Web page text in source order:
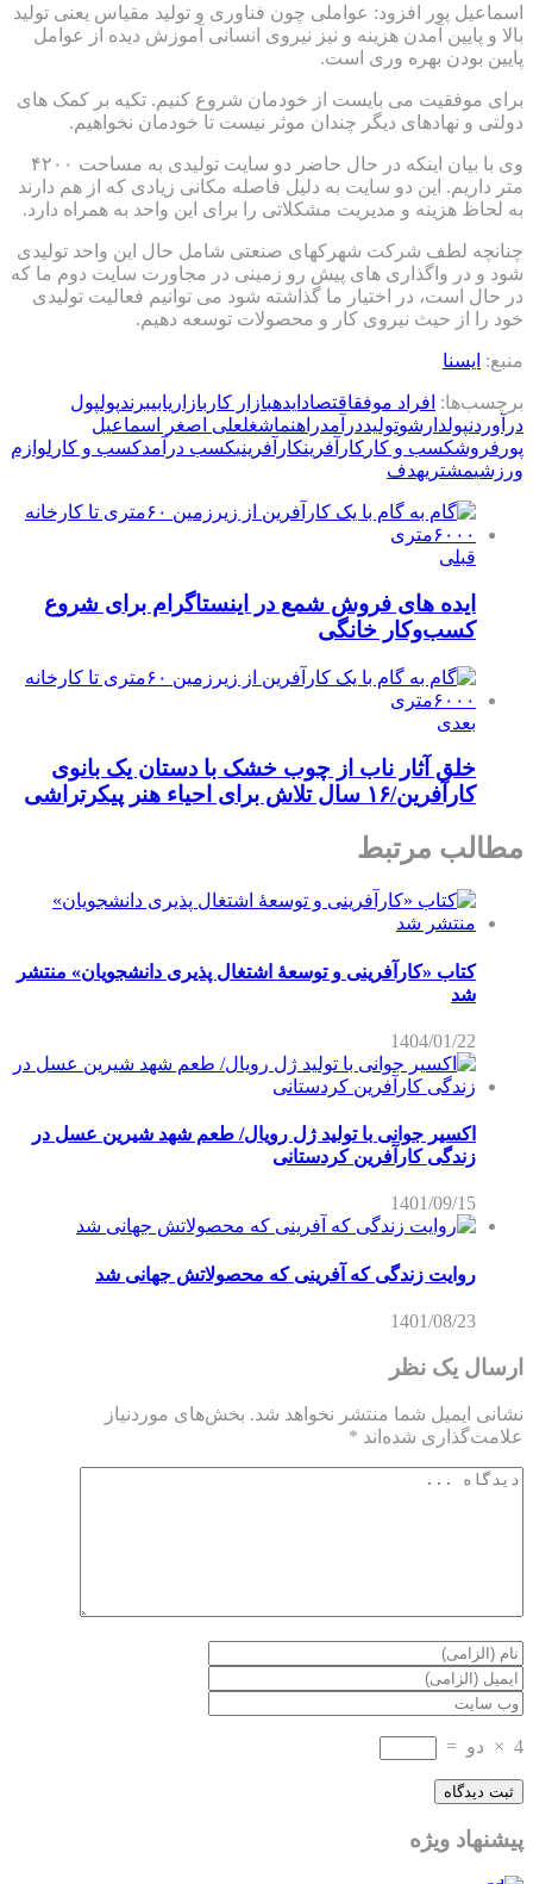
اسماعیل پور افزود: عواملی چون فناوری و تولید مقیاس یعنی تولید
بالا و پایین آمدن هزینه و نیز نیروی انسانی آموزش دیده از عوامل
پایین بودن بهره وری است.
برای موفقیت می بایست از خودمان شروع کنیم. تکیه بر کمک های
دولتی و نهادهای دیگر چندان موثر نیست تا خودمان نخواهیم.
وی با بیان اینکه در حال حاضر دو سایت تولیدی به مساحت ۴۲۰۰
متر داریم. این دو سایت به دلیل فاصله مکانی زیادی که از هم دارند
به لحاظ هزینه و مدیریت مشکلاتی را برای این واحد به همراه دارد.
چنانچه لطف شرکت شهرکهای صنعتی شامل حال این واحد تولیدی
شود و در واگذاری های پیش رو زمینی در مجاورت سایت دوم ما که
در حال است، در اختیار ما گذاشته شود می توانیم فعالیت تولیدی
خود را از حیث نیروی کار و محصولات توسعه دهیم.
منبع: ایسنا
برچسب‌ها: افراد موفقاقتصاد ایدهبازار کار بازاریابیبرندپولپول
درآوردنپولدارشوتولیددرآمدراهنماشغلعلی اصغر اسماعیل
پور فروشكسب و كار کارآفرینکارآفرینیکسب درآمدکسب و کار لوازم
ورزشیمشتریهدف
قبلی
ایده های فروش شمع در اینستاگرام برای شروع
کسب‌وکار خانگی
بعدی
خلق آثار ناب از چوب خشک با دستان یک بانوی
کارآفرین/۱۶ سال تلاش برای احیاء هنر پیکرتراشی
مطالب مرتبط
کتاب «کارآفرینی و توسعۀ اشتغال پذیری دانشجویان» منتشر
شد
1404/01/22
اکسیر جوانی با تولید ژل رویال/ طعم شهد شیرین عسل‌ در
زندگی کارآفرین کردستانی
1401/09/15
روایت زندگی که آفرینی که محصولاتش جهانی شد
1401/08/23
ارسال یک نظر
نشانی ایمیل شما منتشر نخواهد شد. بخش‌های موردنیاز
علامت‌گذاری شده‌اند *
4
× دو =
پیشنهاد ویژه